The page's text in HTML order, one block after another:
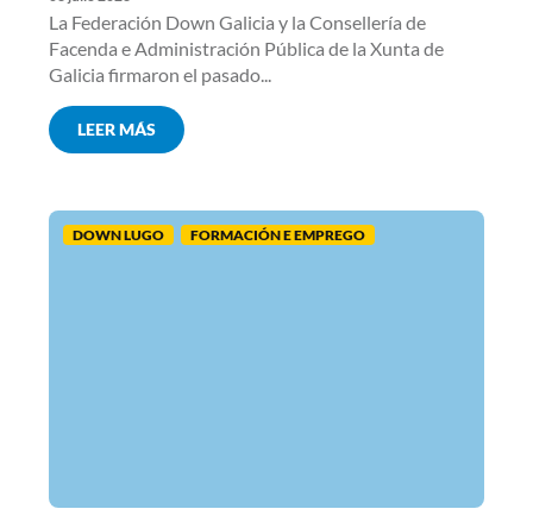
La Federación Down Galicia y la Consellería de
Facenda e Administración Pública de la Xunta de
Galicia firmaron el pasado...
LEER MÁS
DOWN LUGO FORMACIÓN E EMPREGO